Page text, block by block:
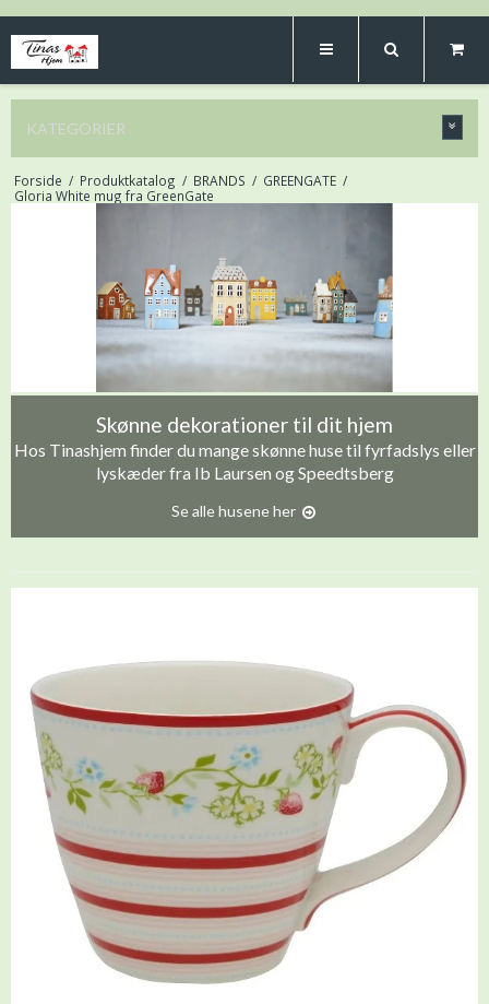
KATEGORIER
Forside / Produktkatalog / BRANDS / GREENGATE /
Gloria White mug fra GreenGate
Skønne dekorationer til dit hjem
Hos Tinashjem finder du mange skønne huse til fyrfadslys eller
lyskæder fra Ib Laursen og Speedtsberg
Se alle husene her